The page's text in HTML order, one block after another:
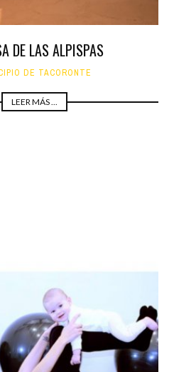
DE LAS ALPISPAS
DE TACORONTE
LEER MÁS ...